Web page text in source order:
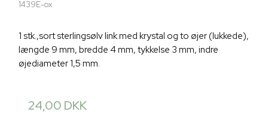
1439E-ox
1 stk.,sort sterlingsølv link med krystal og to øjer (lukkede),
længde 9 mm, bredde 4 mm, tykkelse 3 mm, indre
øjediameter 1,5 mm.
24,00 DKK